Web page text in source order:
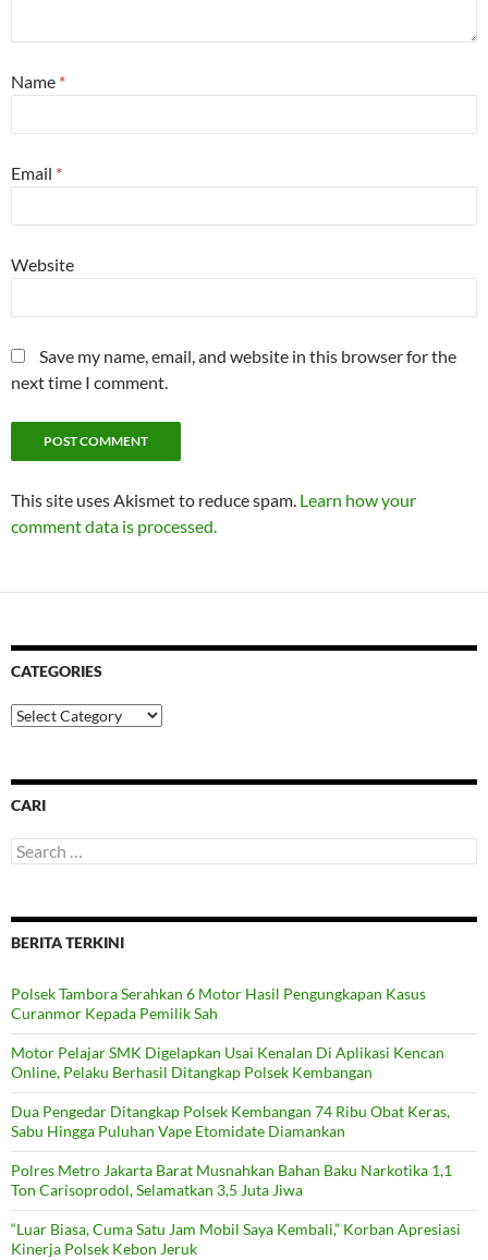
Name *
Email *
Website
Save my name, email, and website in this browser for the
next time I comment.
This site uses Akismet to reduce spam. Learn how your
comment data is processed.
CATEGORIES
Categories
CARI
Search
for:
BERITA TERKINI
Polsek Tambora Serahkan 6 Motor Hasil Pengungkapan Kasus
Curanmor Kepada Pemilik Sah
Motor Pelajar SMK Digelapkan Usai Kenalan Di Aplikasi Kencan
Online, Pelaku Berhasil Ditangkap Polsek Kembangan
Dua Pengedar Ditangkap Polsek Kembangan 74 Ribu Obat Keras,
Sabu Hingga Puluhan Vape Etomidate Diamankan
Polres Metro Jakarta Barat Musnahkan Bahan Baku Narkotika 1,1
Ton Carisoprodol, Selamatkan 3,5 Juta Jiwa
“Luar Biasa, Cuma Satu Jam Mobil Saya Kembali,” Korban Apresiasi
Kinerja Polsek Kebon Jeruk